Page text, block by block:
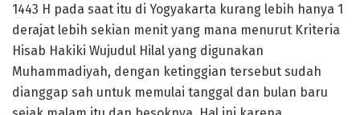
1443 H pada saat itu di Yogyakarta kurang lebih hanya 1
derajat lebih sekian menit yang mana menurut Kriteria
Hisab Hakiki Wujudul Hilal yang digunakan
Muhammadiyah, dengan ketinggian tersebut sudah
dianggap sah untuk memulai tanggal dan bulan baru